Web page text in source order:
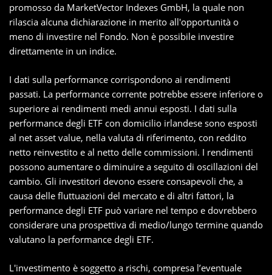
promosso da MarketVector Indexes GmbH, la quale non
rilascia alcuna dichiarazione in merito all'opportunità o
meno di investire nel Fondo. Non è possibile investire
direttamente in un indice.
I dati sulla performance corrispondono ai rendimenti
passati. La performance corrente potrebbe essere inferiore o
superiore ai rendimenti medi annui esposti. I dati sulla
performance degli ETF con domicilio irlandese sono esposti
al net asset value, nella valuta di riferimento, con reddito
netto reinvestito e al netto delle commissioni. I rendimenti
possono aumentare o diminuire a seguito di oscillazioni del
cambio. Gli investitori devono essere consapevoli che, a
causa delle fluttuazioni del mercato e di altri fattori, la
performance degli ETF può variare nel tempo e dovrebbero
considerare una prospettiva di medio/lungo termine quando
valutano la performance degli ETF.
L'investimento è soggetto a rischi, compresa l’eventuale